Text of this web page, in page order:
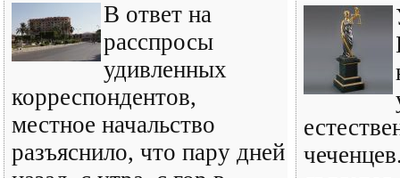
В ответ на
расспросы
удивленных
корреспондентов,
местное начальство
разъяснило, что пару дней